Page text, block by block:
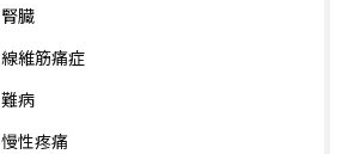
腎臓
線維筋痛症
難病
慢性疼痛